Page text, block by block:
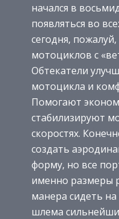
начался в
появляться во
сегодня,
мотоциклов с
Обтекатели
мотоцикла и
Помогают
стабилизируют
скоростях.
создать
форму, но все
именно размеры
манера сидеть
шлема